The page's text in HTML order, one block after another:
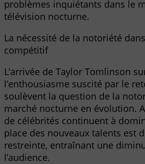
problèmes inquiétants dans le
télévision nocturne.
La nécessité de la notoriété
compétitif
L’arrivée de Taylor Tomlinson
l’enthousiasme suscité par le
soulèvent la question de la
marché nocturne en évolution.
de célébrités continuent à
place des nouveaux talents est
restreinte, entraînant une
l’audience.